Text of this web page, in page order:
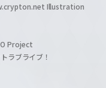
Illustration
Project
ラブライブ！